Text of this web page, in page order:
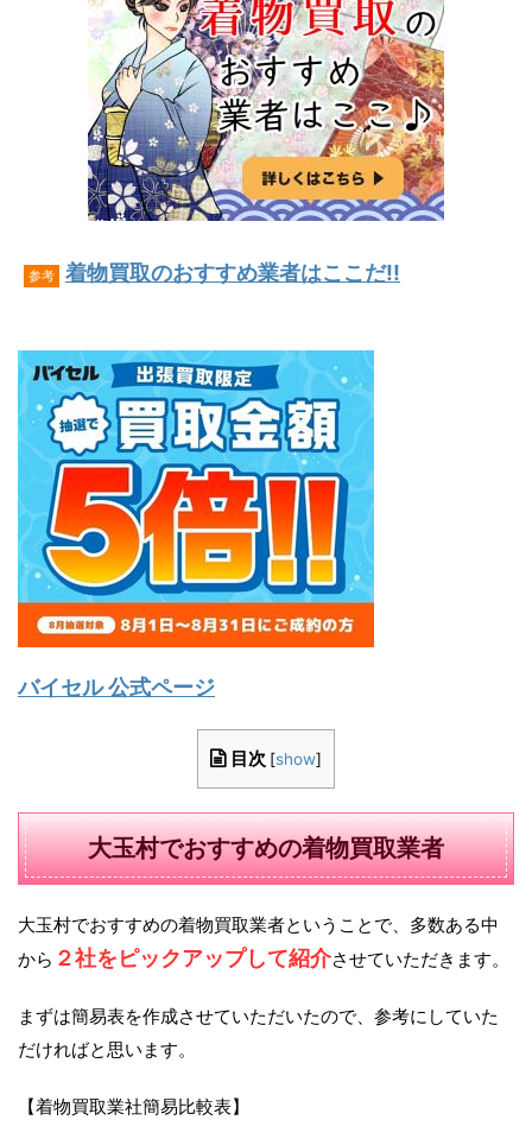
参考 着物買取のおすすめ業者はここだ!!
バイセル 公式ページ
目次 [show]
大玉村でおすすめの着物買取業者
大玉村でおすすめの着物買取業者ということで、多数ある中
から ２社をピックアップして紹介させていただきます。
まずは簡易表を作成させていただいたので、参考にしていた
だければと思います。
【着物買取業社簡易比較表】